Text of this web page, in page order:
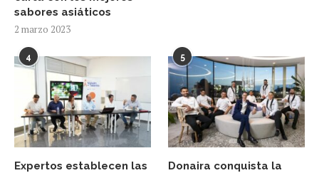
sabores asiáticos
2 marzo 2023
4
Expertos establecen las
5
Donaira conquista la